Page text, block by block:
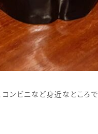
ンビニなど身近なところ